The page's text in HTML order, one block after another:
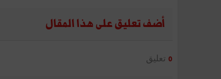
أضف تعليق على هذا المقال
0 تعليق